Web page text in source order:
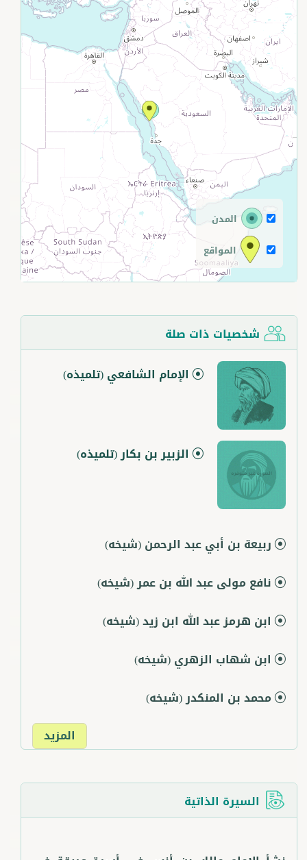
المدن
المواقع
شخصيات ذات صلة
الإمام الشافعي(تلميذه)
الزبير بن بكار(تلميذه)
ربيعة بن أبي عبد الرحمن(شيخه)
نافع مولى عبد الله بن عمر(شيخه)
ابن هرمز عبد الله ابن زيد(شيخه)
ابن شهاب الزهري(شيخه)
محمد بن المنكدر(شيخه)
المزيد
السيرة الذاتية